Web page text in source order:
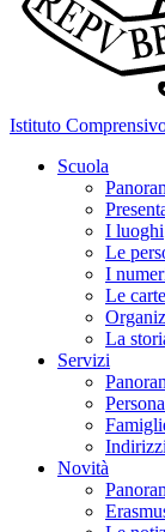
Istituto
Scuola
I luoghi
Le
I
Le
La
Servizi
Novità